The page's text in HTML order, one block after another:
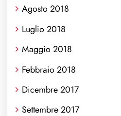
Agosto 2018
Luglio 2018
Maggio 2018
Febbraio 2018
Dicembre 2017
Settembre 2017